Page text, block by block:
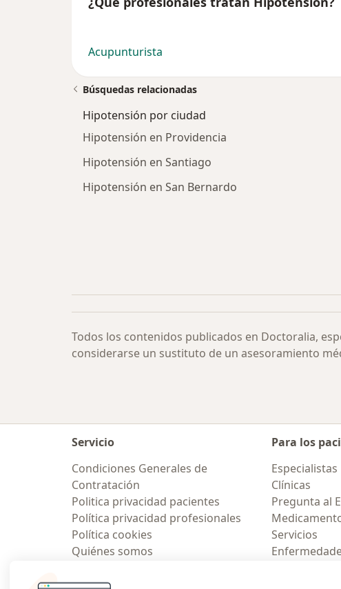
Acupunturista
Búsquedas relacionadas
Hipotensión por ciudad
Hipotensión en Providencia
Hipotensión en Santiago
Hipotensión en San Bernardo
Todos los contenidos publicados en Doctoralia,
considerarse un sustituto de un asesoramiento
Servicio
Condiciones Generales de
Contratación
Politica privacidad pacientes
Política privacidad profesionales
Política cookies
Quiénes somos
Contacto
Para los
Especialistas
Clínicas
Pregunta al
Servicios